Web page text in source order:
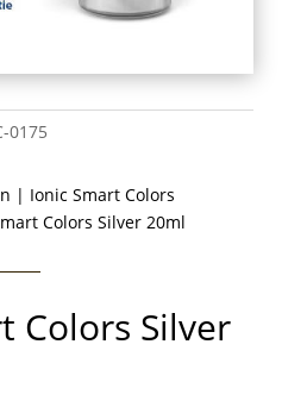
0175
| Ionic Smart Colors
Colors Silver 20ml
Colors Silver